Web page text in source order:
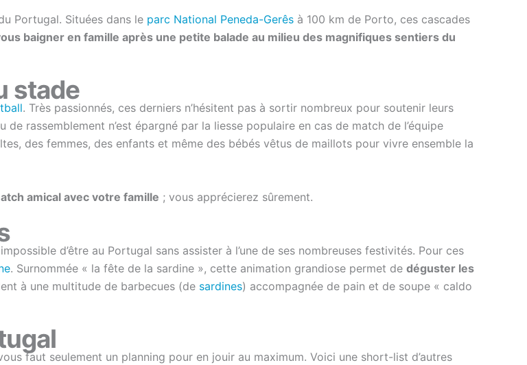
Portugal. Situées dans le parc National Peneda-Gerês à 100 km de Porto, ces cascades
baigner en famille après une petite balade au milieu des magnifiques sentiers du
stade
. Très passionnés, ces derniers n’hésitent pas à sortir nombreux pour soutenir leurs
rassemblement n’est épargné par la liesse populaire en cas de match de l’équipe
des femmes, des enfants et même des bébés vêtus de maillots pour vivre ensemble la
amical avec votre famille ; vous apprécierez sûrement.
d’être au Portugal sans assister à l’une de ses nombreuses festivités. Pour ces
. Surnommée « la fête de la sardine », cette animation grandiose permet de déguster les
à une multitude de barbecues (de sardines) accompagnée de pain et de soupe « caldo
faut seulement un planning pour en jouir au maximum. Voici une short-list d’autres